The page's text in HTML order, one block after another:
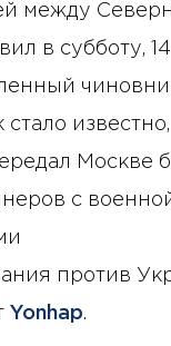
между
в субботу,
стало известно,
Москве
с
против
Yonhap.